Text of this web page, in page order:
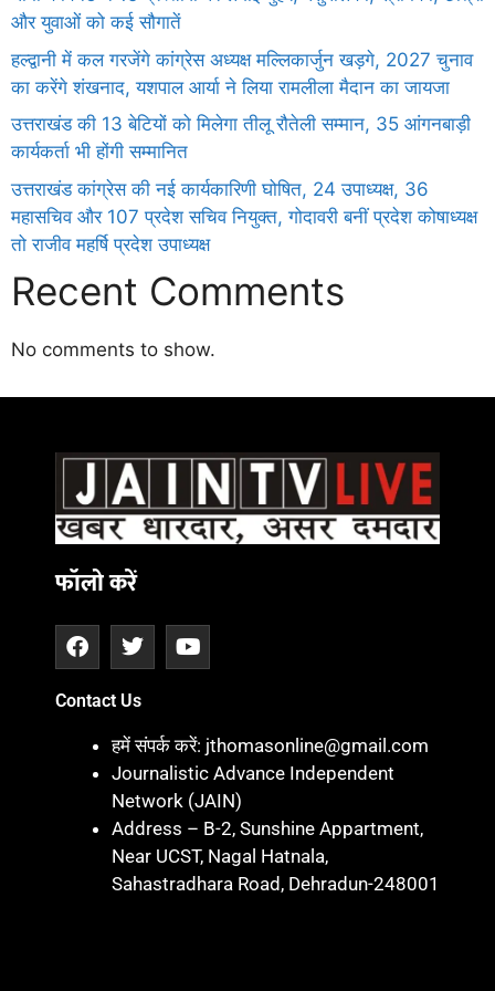
और युवाओं को कई सौगातें
हल्द्वानी में कल गरजेंगे कांग्रेस अध्यक्ष मल्लिकार्जुन खड़गे, 2027 चुनाव
का करेंगे शंखनाद, यशपाल आर्या ने लिया रामलीला मैदान का जायजा
उत्तराखंड की 13 बेटियों को मिलेगा तीलू रौतेली सम्मान, 35 आंगनबाड़ी
कार्यकर्ता भी होंगी सम्मानित
उत्तराखंड कांग्रेस की नई कार्यकारिणी घोषित, 24 उपाध्यक्ष, 36
महासचिव और 107 प्रदेश सचिव नियुक्त, गोदावरी बनीं प्रदेश कोषाध्यक्ष
तो राजीव महर्षि प्रदेश उपाध्यक्ष
Recent Comments
No comments to show.
फॉलो करें
Contact Us
हमें संपर्क करें: jthomasonline@gmail.com
Journalistic Advance Independent
Network (JAIN)
Address – B-2, Sunshine Appartment,
Near UCST, Nagal Hatnala,
Sahastradhara Road, Dehradun-248001